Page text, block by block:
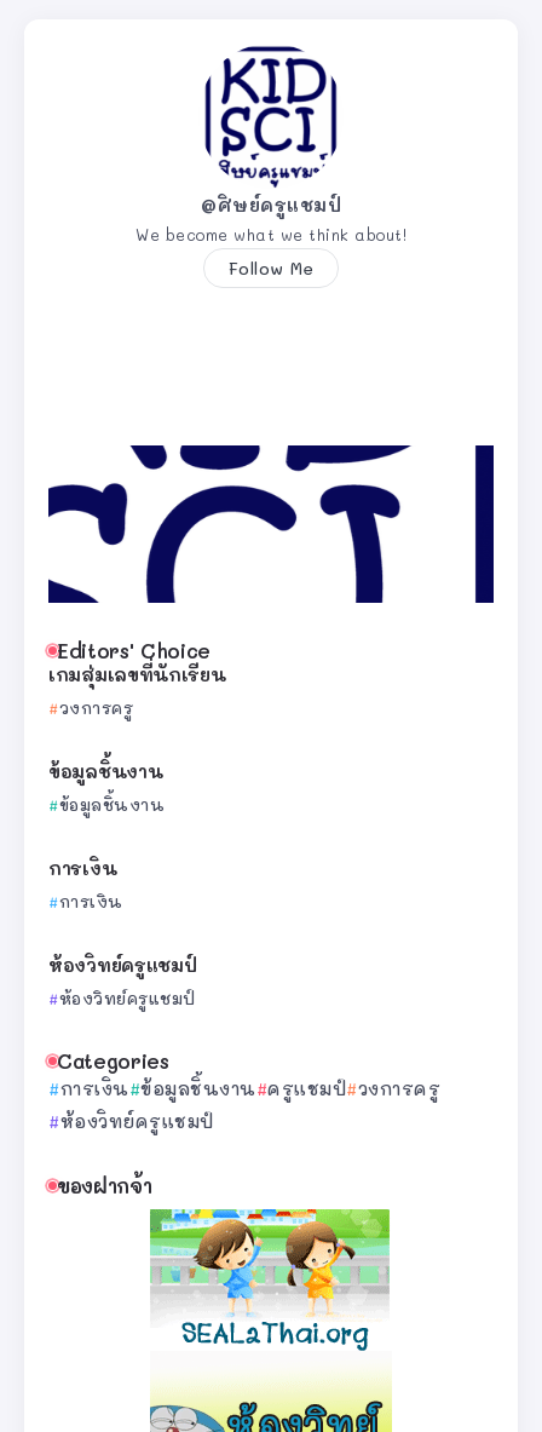
@ศิษย์ครูแชมป์
We become what we think about!
Follow Me
Editors' Choice
เกมสุ่มเลขที่นักเรียน
วงการครู
ข้อมูลชิ้นงาน
ข้อมูลชิ้นงาน
การเงิน
การเงิน
ห้องวิทย์ครูแชมป์
ห้องวิทย์ครูแชมป์
Categories
การเงิน ข้อมูลชิ้นงาน ครูแชมป์ วงการครู
ห้องวิทย์ครูแชมป์
ของฝากจ้า